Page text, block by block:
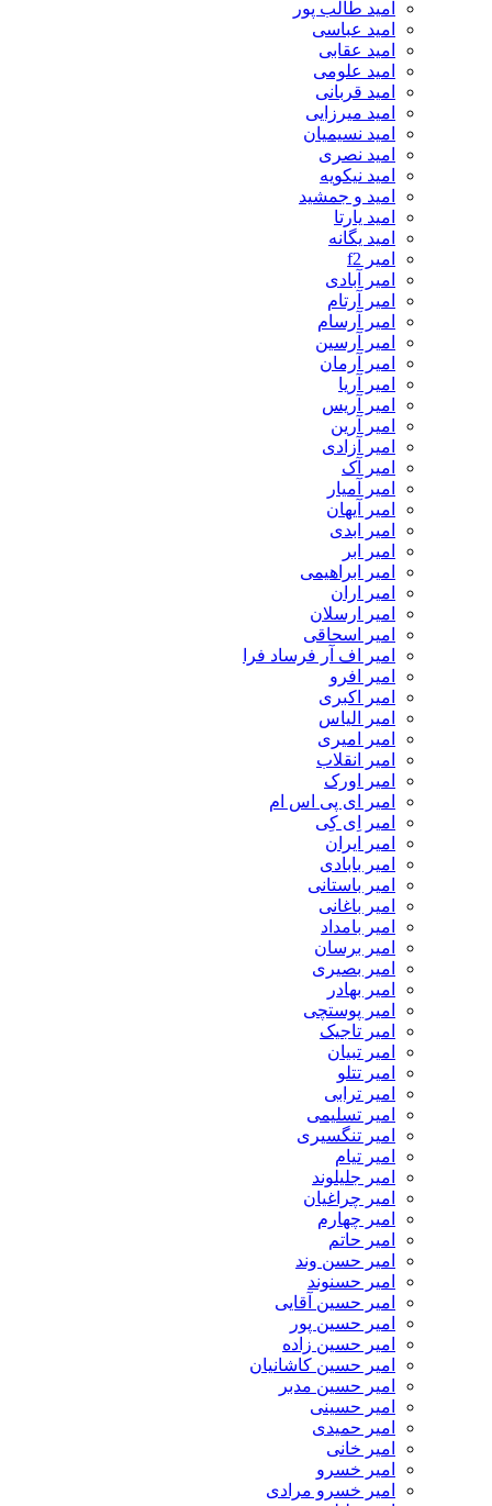
امید طالب پور
امید عباسی
امید عقابی
امید علومی
امید قربانی
امید میرزایی
امید نسیمیان
امید نصری
امید نیکویه
امید و جمشید
امید یارتا
امید یگانه
امیر f2
امیر آبادی
امیر آرتام
امیر آرسام
امیر آرسین
امیر آرمان
امیر آریا
امیر آریس
امیر آرین
امیر آزادی
امیر آک
امیر آمیار
امیر آیهان
امیر ابدی
امیر ابر
امیر ابراهیمی
امیر اران
امیر ارسلان
امیر اسحاقی
امیر اف آر فرساد فرا
امیر افرو
امیر اکبری
امیر الیاس
امیر امیری
امیر انقلاب
امیر اورک
امیر ای پی اس ام
امیر اِی کِی
امیر ایران
امیر بابادی
امیر باستانی
امیر باغانی
امیر بامداد
امیر برسان
امیر بصیری
امیر بهادر
امیر پوستچی
امیر تاجیک
امیر تبیان
امیر تتلو
امیر ترابی
امیر تسلیمی
امیر تنگسیری
امیر تیام
امیر جلیلوند
امیر چراغیان
امیر چهارم
امیر حاتم
امیر حسن وند
امیر حسنوند
امیر حسین آقایی
امیر حسین پور
امیر حسین زاده
امیر حسین کاشانیان
امیر حسین مدبر
امیر حسینی
امیر حمیدی
امیر خانی
امیر خسرو
امیر خسرو مرادی